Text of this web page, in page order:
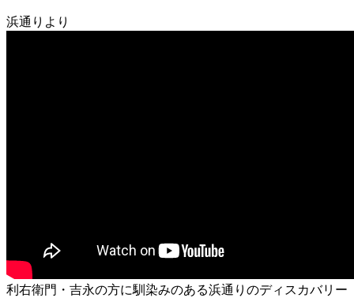
浜通りより
利右衛門・吉永の方に馴染みのある浜通りのディスカバリー